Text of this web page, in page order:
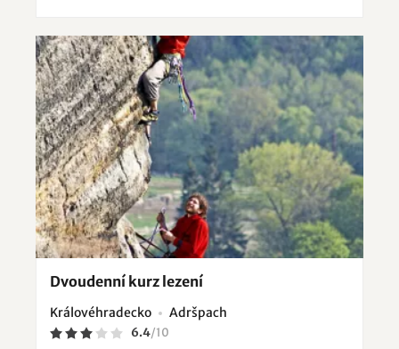
Dvoudenní kurz lezení
Královéhradecko Adršpach
6.4/10